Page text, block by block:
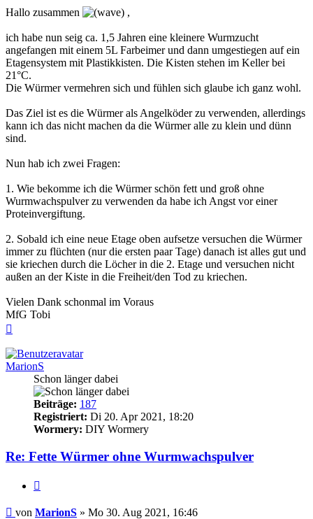
Hallo zusammen ,
ich habe nun seig ca. 1,5 Jahren eine kleinere Wurmzucht
angefangen mit einem 5L Farbeimer und dann umgestiegen auf ein
Etagensystem mit Plastikkisten. Die Kisten stehen im Keller bei
21°C.
Die Würmer vermehren sich und fühlen sich glaube ich ganz wohl.
Das Ziel ist es die Würmer als Angelköder zu verwenden, allerdings
kann ich das nicht machen da die Würmer alle zu klein und dünn
sind.
Nun hab ich zwei Fragen:
1. Wie bekomme ich die Würmer schön fett und groß ohne
Wurmwachspulver zu verwenden da habe ich Angst vor einer
Proteinvergiftung.
2. Sobald ich eine neue Etage oben aufsetze versuchen die Würmer
immer zu flüchten (nur die ersten paar Tage) danach ist alles gut und
sie kriechen durch die Löcher in die 2. Etage und versuchen nicht
außen an der Kiste in die Freiheit/den Tod zu kriechen.
Vielen Dank schonmal im Voraus
MfG Tobi
MarionS
Schon länger dabei
Beiträge: 187
Registriert: Di 20. Apr 2021, 18:20
Wormery: DIY Wormery
Re: Fette Würmer ohne Wurmwachspulver
Beitrag
von MarionS » Mo 30. Aug 2021, 16:46